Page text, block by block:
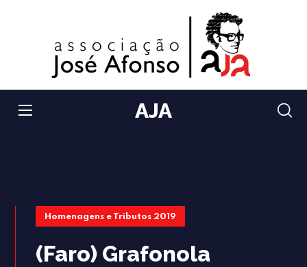
AJA
Homenagens e Tributos 2019
(Faro) Grafonola